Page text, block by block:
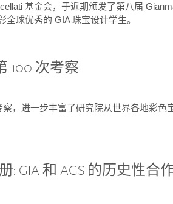
基金会，于近期颁发了第八届
球优秀的 GIA 珠宝设计学生。
100 次考察
，进一步丰富了研究院从世界各地彩色
: GIA 和 AGS 的历史性合